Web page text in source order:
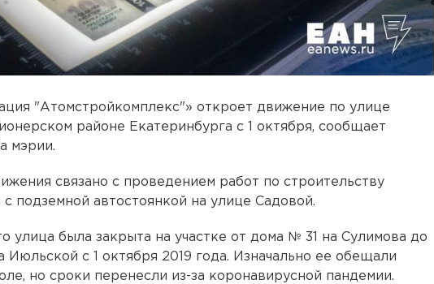
"Атомстройкомплекс"» откроет движение по улице
районе Екатеринбурга с 1 октября, сообщает
мэрии.
связано с проведением работ по строительству
подземной автостоянкой на улице Садовой.
улица была закрыта на участке от дома № 31 на Сулимова до
с 1 октября 2019 года. Изначально ее обещали
но сроки перенесли из-за коронавирусной пандемии.